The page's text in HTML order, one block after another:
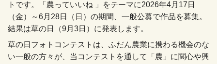
トです。「農っていいね 」をテーマに2026年4月17日
（金）～6月28日（日）の期間、一般公募で作品を募集。
結果は草の日（9月3日）に発表します。
草の日フォトコンテストは、ふだん農業に携わる機会のな
い一般の方々が、当コンテストを通して「農」に関心や興